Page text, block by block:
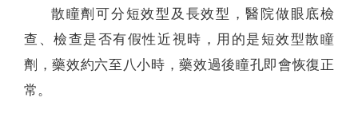
散瞳劑可分短效型及長效型，醫院做眼底檢
查、檢查是否有假性近視時，用的是短效型散瞳
劑，藥效約六至八小時，藥效過後瞳孔即會恢復正
常。